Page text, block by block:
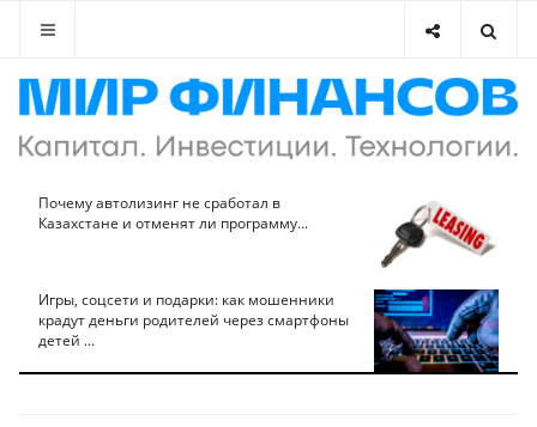
Почему автолизинг не сработал в
Казахстане и отменят ли программу...
Игры, соцсети и подарки: как мошенники
крадут деньги родителей через смартфоны
детей ...